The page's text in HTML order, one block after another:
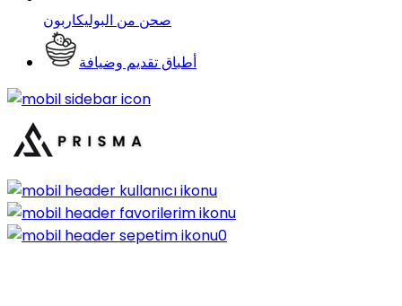
صحن من البوليكاربون
أطباق تقديم وضيافة
0